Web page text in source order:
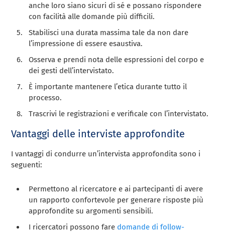
anche loro siano sicuri di sé e possano rispondere
con facilità alle domande più difficili.
Stabilisci una durata massima tale da non dare
l’impressione di essere esaustiva.
Osserva e prendi nota delle espressioni del corpo e
dei gesti dell’intervistato.
È importante mantenere l’etica durante tutto il
processo.
Trascrivi le registrazioni e verificale con l’intervistato.
Vantaggi delle interviste approfondite
I vantaggi di condurre un’intervista approfondita sono i
seguenti:
Permettono al ricercatore e ai partecipanti di avere
un rapporto confortevole per generare risposte più
approfondite su argomenti sensibili.
I ricercatori possono fare domande di follow-